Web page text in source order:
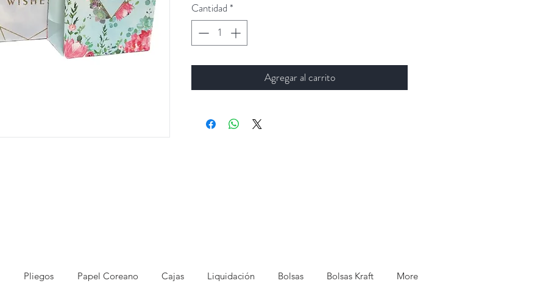
Cantidad *
Agregar al carrito
Pliegos Papel Coreano Cajas Liquidación Bolsas Bolsas Kraft More